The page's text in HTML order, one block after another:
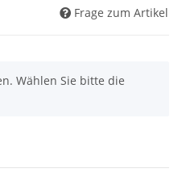
Frage zum Artikel
Wählen Sie bitte die